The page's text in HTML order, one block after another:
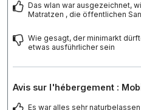
Das wlan war ausgezeichnet,
Matratzen , die öffentlichen
Wie gesagt, der minimarkt
etwas ausführlicher sein
Avis sur l'hébergement :
Es war alles sehr